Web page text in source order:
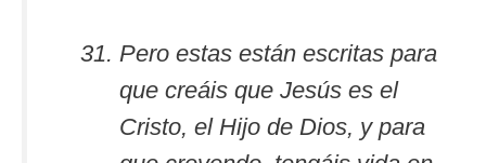
Pero estas están escritas para
que creáis que Jesús es el
Cristo, el Hijo de Dios, y para